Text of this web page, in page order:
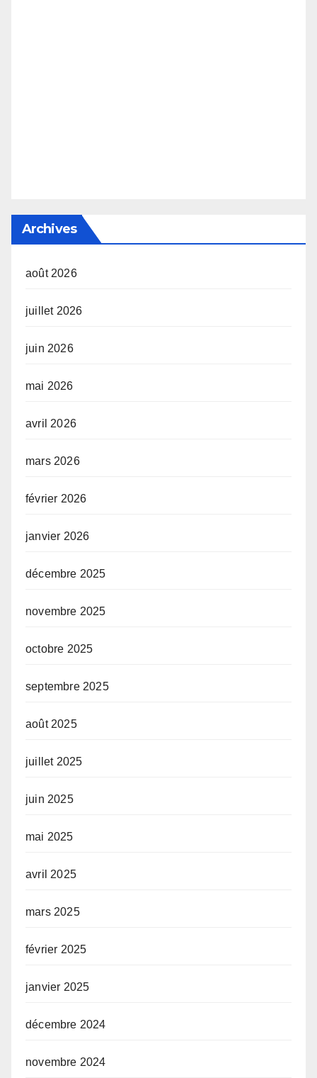
Archives
août 2026
juillet 2026
juin 2026
mai 2026
avril 2026
mars 2026
février 2026
janvier 2026
décembre 2025
novembre 2025
octobre 2025
septembre 2025
août 2025
juillet 2025
juin 2025
mai 2025
avril 2025
mars 2025
février 2025
janvier 2025
décembre 2024
novembre 2024